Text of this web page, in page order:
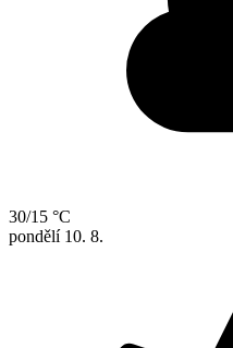
30/15 °C
pondělí 10. 8.